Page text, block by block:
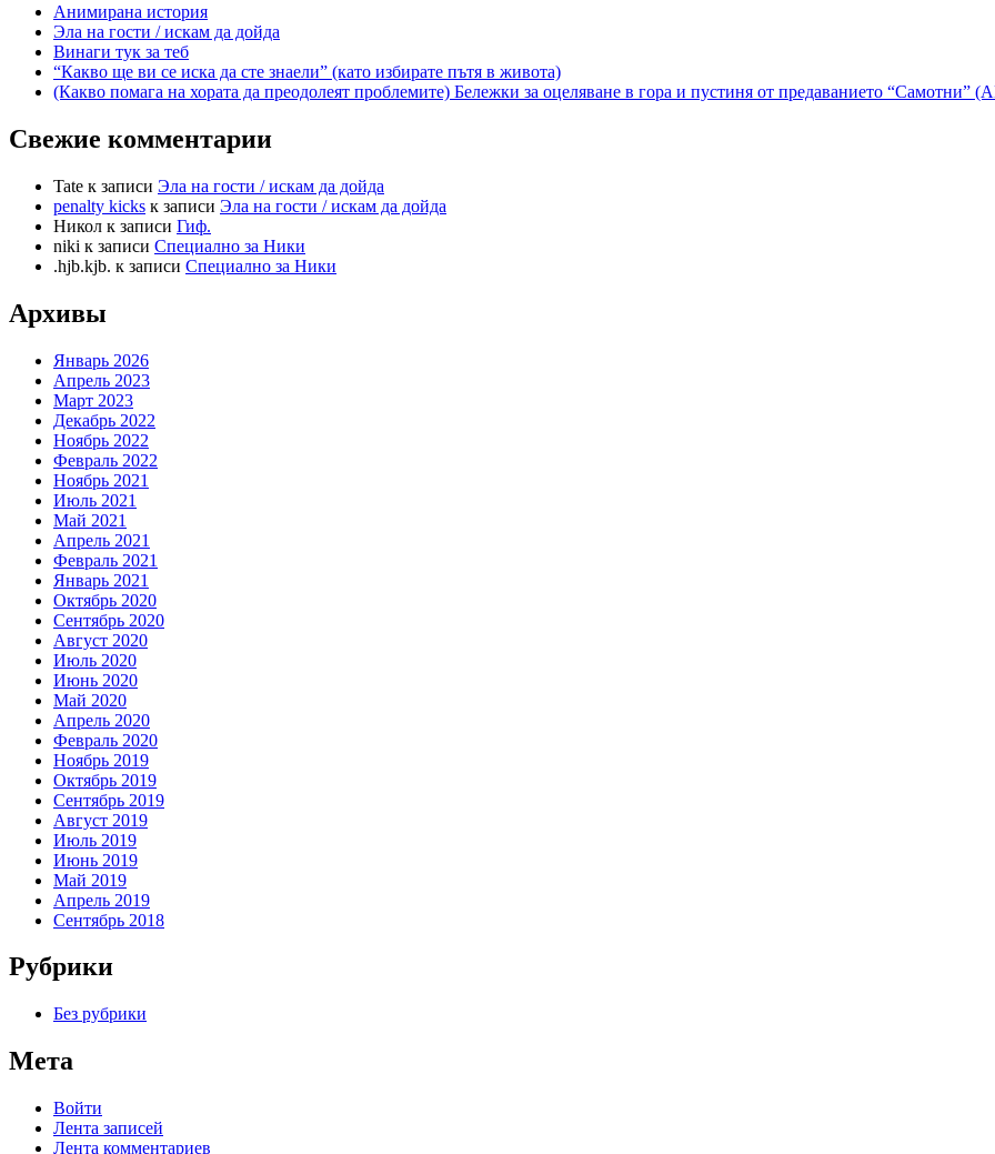
Анимирана история
Эла на гости / искам да дойда
Винаги тук за теб
“Какво ще ви се иска да сте знаели” (като избирате пътя в живота)
(Какво помага на хората да преодолеят проблемите) Бележки за оцеляване в гора и пустиня от предаванието “Самотни”
Свежие комментарии
Tate к записи Эла на гости / искам да дойда
penalty kicks к записи Эла на гости / искам да дойда
Никол к записи Гиф.
niki к записи Специално за Ники
.hjb.kjb. к записи Специално за Ники
Архивы
Январь 2026
Апрель 2023
Март 2023
Декабрь 2022
Ноябрь 2022
Февраль 2022
Ноябрь 2021
Июль 2021
Май 2021
Апрель 2021
Февраль 2021
Январь 2021
Октябрь 2020
Сентябрь 2020
Август 2020
Июль 2020
Июнь 2020
Май 2020
Апрель 2020
Февраль 2020
Ноябрь 2019
Октябрь 2019
Сентябрь 2019
Август 2019
Июль 2019
Июнь 2019
Май 2019
Апрель 2019
Сентябрь 2018
Рубрики
Без рубрики
Мета
Войти
Лента записей
Лента комментариев